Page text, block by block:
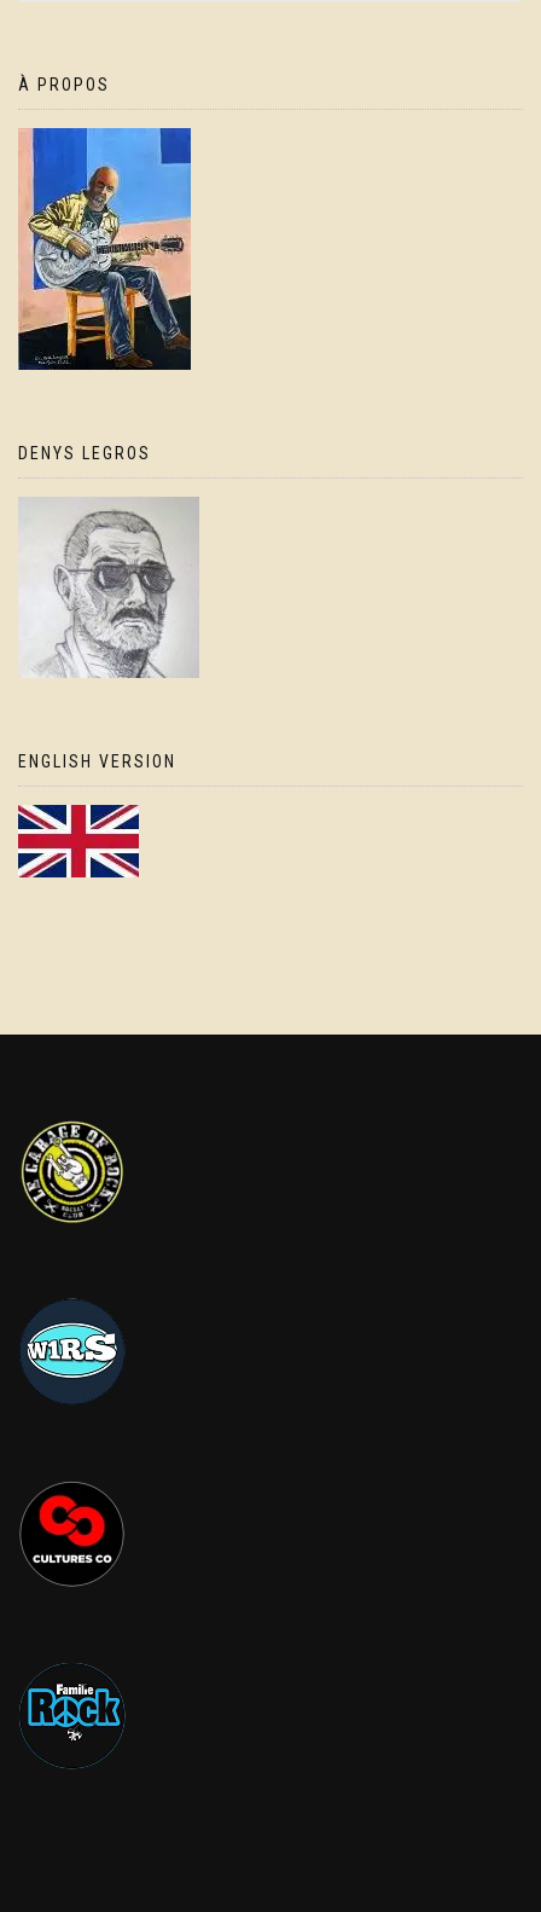
À PROPOS
DENYS LEGROS
ENGLISH VERSION